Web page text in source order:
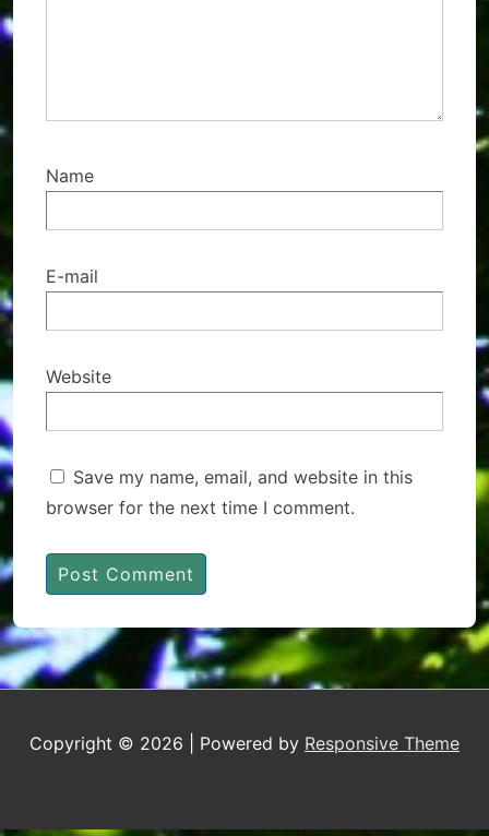
Name
E-mail
Website
Save my name, email, and website in this
browser for the next time I comment.
Copyright © 2026 | Powered by Responsive Theme